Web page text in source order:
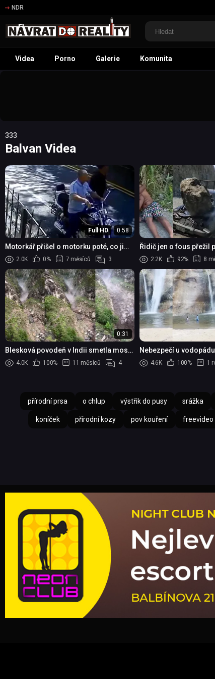
NDR
Videa Porno Galerie Komunita
333
Balvan Videa
Full HD 0:58
Motorkář přišel o motorku poté, co ji
zničil obří balvan
2.0K 0% 7 měsíců 3
Řidič jen o fous přežil
jeho vozidlo
2.2K 92% 8
0:31
Blesková povodeň v Indii smetla most
během několika sekund
4.0K 100% 11 měsíců 4
Nebezpečí u
málem zasáhly
4.6K 100% 1
přírodní prsa o chlup výstřik do pusy srážka
koníček přírodní kozy pov kouření freevideo